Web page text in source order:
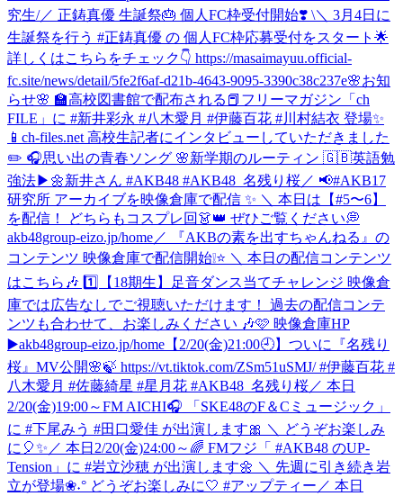
究生/／ 正鋳真優 生誕祭🎂 個人FC枠受付開始❣️ \＼ 3月4日に
生誕祭を行う #正鋳真優 の 個人FC枠応募受付をスタート🌟
詳しくはこちらをチェック👇 https://masaimayuu.official-
fc.site/news/detail/5fe2f6af-d21b-4643-9095-3390c38c237e🌸お知
らせ🌸 🏫高校図書館で配布される📕フリーマガジン「ch
FILE」に #新井彩永 #八木愛月 #伊藤百花 #川村結衣 登場✨
📱ch-files.net 高校生記者にインタビューしていただきました
✏️ 🎧思い出の青春ソング 🌸新学期のルーティン 🇬🇧英語勉
強法▶︎🌼新井さん #AKB48 #AKB48_名残り桜／ 📢#AKB17
研究所 アーカイブを映像倉庫で配信 ✨ ＼ 本日は【#5〜6】
を配信！ どちらもコスプレ回👗👑 ぜひご覧ください💭
akb48group-eizo.jp/home／ 『AKBの素を出すちゃんねる』の
コンテンツ 映像倉庫で配信開始❕⭐️ ＼ 本日の配信コンテンツ
はこちら🎶 1️⃣【18期生】足音ダンス当てチャレンジ 映像倉
庫では広告なしでご視聴いただけます！ 過去の配信コンテ
ンツも合わせて、お楽しみください 🎶🩷 映像倉庫HP
▶️akb48group-eizo.jp/home 【2/20(金)21:00🕘】ついに『名残り
桜』MV公開🌸🍃 https://vt.tiktok.com/ZSm51uSMJ/ #伊藤百花 #
八木愛月 #佐藤綺星 #星月花 #AKB48_名残り桜／ 本日
2/20(金)19:00～FM AICHI🎧 「SKE48のF＆Cミュージック」
に #下尾みう #田口愛佳 が出演します🎀 ＼ どうぞお楽しみ
に🎈✨ ／ 本日2/20(金)24:00～🌈 FMフジ「 #AKB48 のUP-
Tension」に #岩立沙穂 が出演します🌼 ＼ 先週に引き続き岩
立が登場❀˖° どうぞお楽しみに🤍 #アップティー ／ 本日